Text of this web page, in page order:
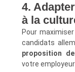
4.
à la
Pour
candidats
proposition
votre